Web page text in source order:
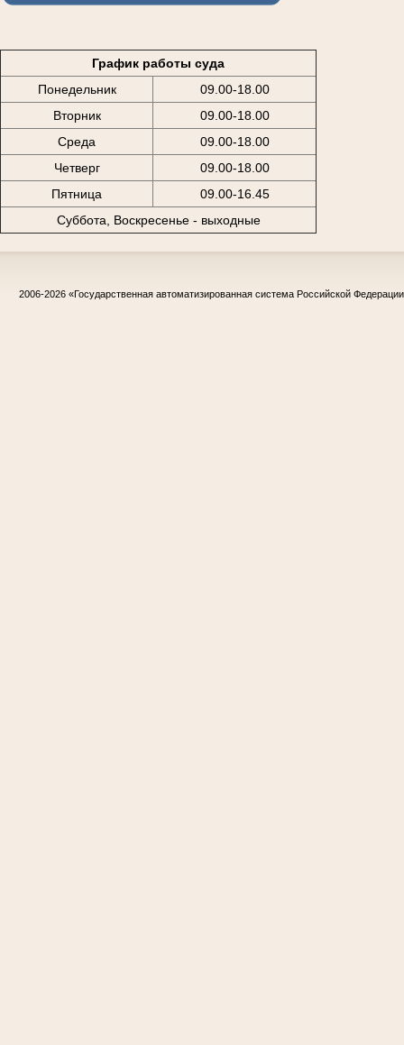
График работы суда
Понедельник
09.00-18.00
Вторник
09.00-18.00
Среда
09.00-18.00
Четверг
09.00-18.00
Пятница
09.00-16.45
Суббота, Воскресенье - выходные
2006-2026 «Государственная автоматизированная система Российской